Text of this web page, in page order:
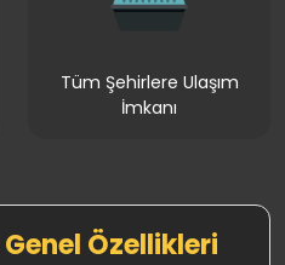
Tüm Şehirlere Ulaşım
İmkanı
Özellikleri